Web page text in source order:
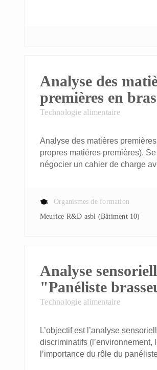
Analyse des
premières en
Technologie alimentaire
Analyse des matières
propres matières premières).
négocier un cahier de charge
Organismes de formation
Meurice R&D asbl (Bâtiment 10)
Analyse
"Panéliste
Technologie alimentaire
L’objectif est l’analyse
discriminatifs
l’importance du rôle du